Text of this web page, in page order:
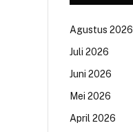
Agustus 2026
Juli 2026
Juni 2026
Mei 2026
April 2026